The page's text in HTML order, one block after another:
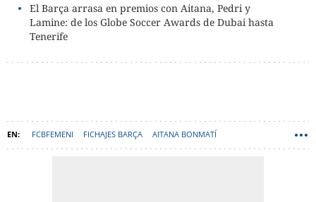
El Barça arrasa en premios con Aitana, Pedri y
Lamine: de los Globe Soccer Awards de Dubai hasta
Tenerife
FCBFEMENI FICHAJES BARÇA AITANA BONMATÍ